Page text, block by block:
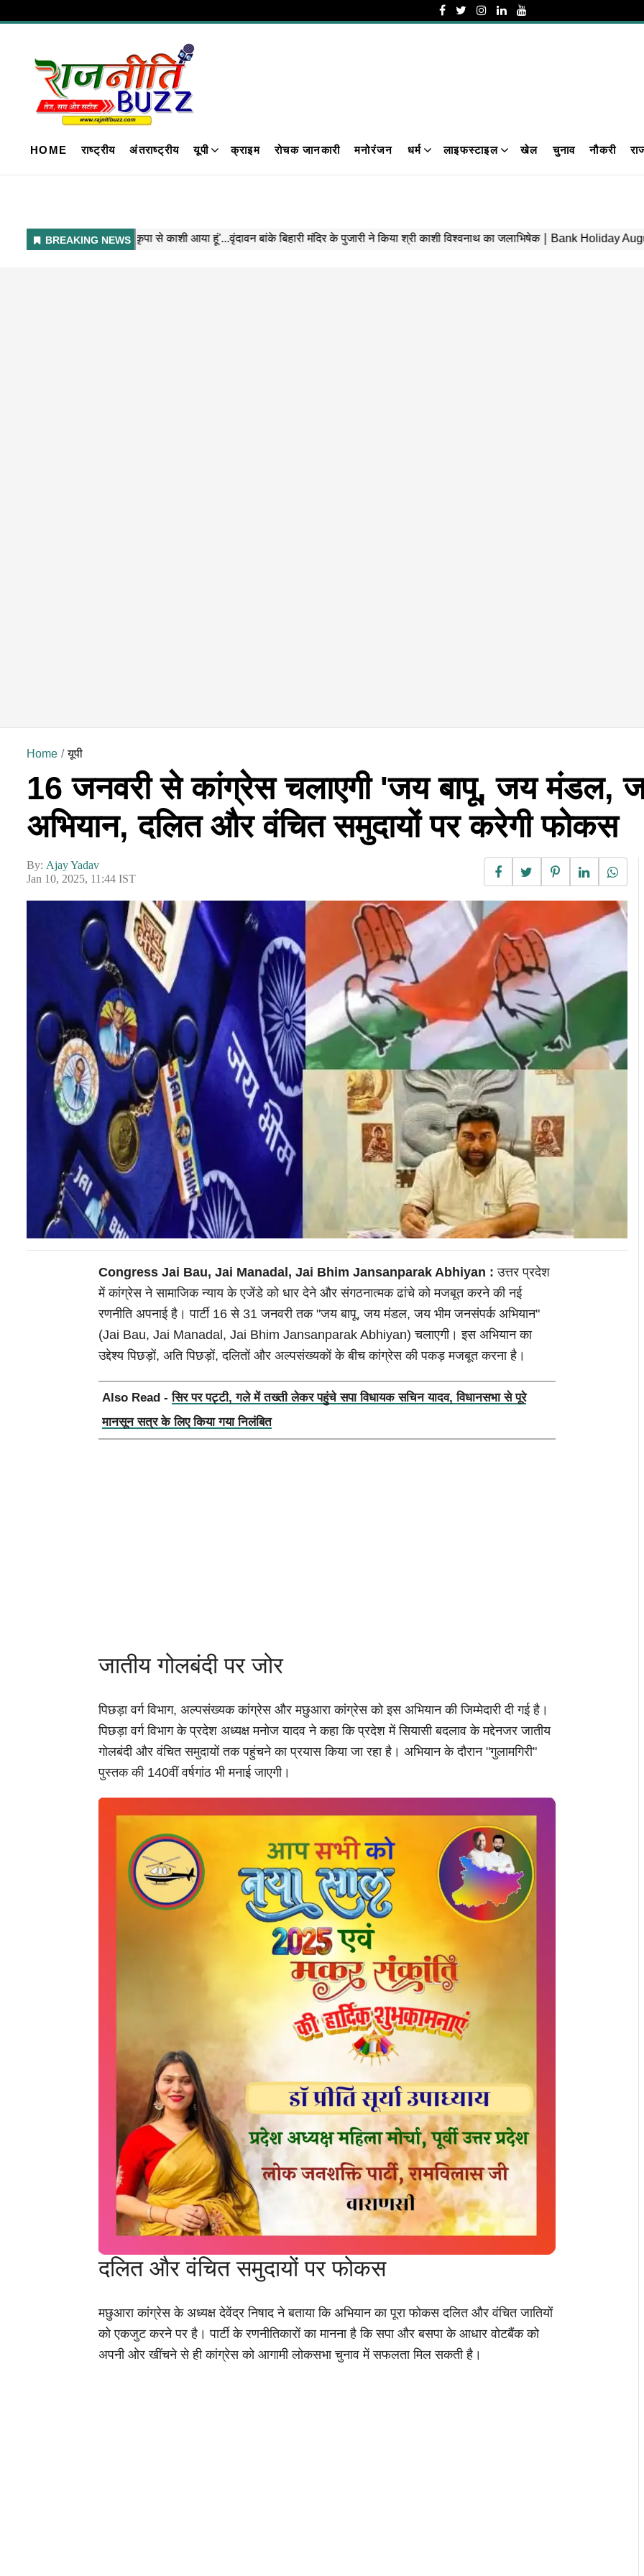
HOME राष्ट्रीय अंतराष्ट्रीय यूपी क्राइम रोचक जानकारी मनोरंजन धर्म लाइफस्टाइल खेल चुनाव नौकरी
Home यूपी
16 जनवरी से कांग्रेस चलाएगी 'जय बापू, जय मंडल,
अभियान, दलित और वंचित समुदायों पर करेगी फोकस
By: Ajay Yadav
Jan 10, 2025, 11:44 IST
Congress Jai Bau, Jai Manadal, Jai Bhim Jansanparak Abhiyan : उत्तर प्रदेश
में कांग्रेस ने सामाजिक न्याय के एजेंडे को धार देने और संगठनात्मक ढांचे को मजबूत करने की नई
रणनीति अपनाई है। पार्टी 16 से 31 जनवरी तक "जय बापू, जय मंडल, जय भीम जनसंपर्क अभियान"
(Jai Bau, Jai Manadal, Jai Bhim Jansanparak Abhiyan) चलाएगी। इस अभियान का
उद्देश्य पिछड़ों, अति पिछड़ों, दलितों और अल्पसंख्यकों के बीच कांग्रेस की पकड़ मजबूत करना है।
Also Read -सिर पर पट्टी, गले में तख्ती लेकर पहुंचे सपा विधायक सचिन यादव, विधानसभा से पूरे
मानसून सत्र के लिए किया गया निलंबित
जातीय गोलबंदी पर जोर
पिछड़ा वर्ग विभाग, अल्पसंख्यक कांग्रेस और मछुआरा कांग्रेस को इस अभियान की जिम्मेदारी दी गई है।
पिछड़ा वर्ग विभाग के प्रदेश अध्यक्ष मनोज यादव ने कहा कि प्रदेश में सियासी बदलाव के मद्देनजर जातीय
गोलबंदी और वंचित समुदायों तक पहुंचने का प्रयास किया जा रहा है। अभियान के दौरान "गुलामगिरी"
पुस्तक की 140वीं वर्षगांठ भी मनाई जाएगी।
दलित और वंचित समुदायों पर फोकस
मछुआरा कांग्रेस के अध्यक्ष देवेंद्र निषाद ने बताया कि अभियान का पूरा फोकस दलित और वंचित जातियों
को एकजुट करने पर है। पार्टी के रणनीतिकारों का मानना है कि सपा और बसपा के आधार वोटबैंक को
अपनी ओर खींचने से ही कांग्रेस को आगामी लोकसभा चुनाव में सफलता मिल सकती है।